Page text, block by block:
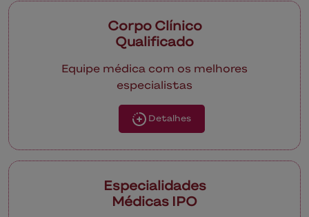
Corpo Clínico
Qualificado
Equipe médica com os melhores
especialistas
Detalhes
Especialidades
Médicas IPO